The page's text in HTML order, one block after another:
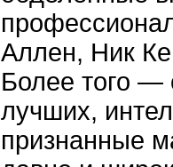
Аллен, Ник
Более того —
лучших,
признанные